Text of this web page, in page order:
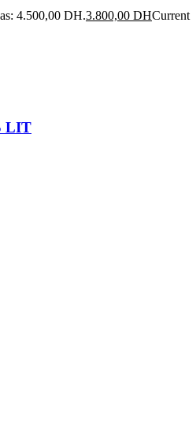
4.500,00 DH.3.800,00 DHCurrent
LIT